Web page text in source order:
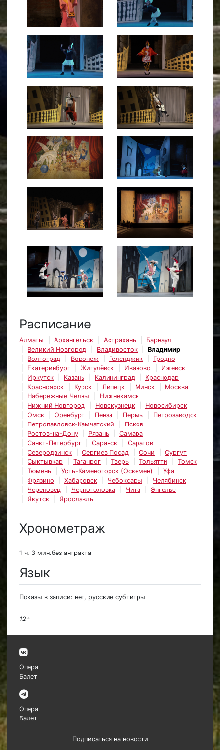
Расписание
Алматы Архангельск Астрахань
Барнаул
Великий Новгород
Владивосток
Владимир
Волгоград
Воронеж Геленджик
Гродно
Екатеринбург
Жигулёвск Иваново
Ижевск
Иркутск
Казань Калининград
Краснодар
Красноярск
Курск Липецк Минск
Москва
Набережные Челны
Нижнекамск
Нижний Новгород
Новокузнецк
Новосибирск
Омск
Оренбург Пенза Пермь
Петрозаводск
Петропавловск-Камчатский
Псков
Ростов-на-Дону
Рязань
Самара
Санкт-Петербург
Саранск
Саратов
Северодвинск
Сергиев Посад Сочи
Сургут
Сыктывкар
Таганрог Тверь Тольятти
Томск
Тюмень
Усть-Каменогорск (Оскемен)
Уфа
Фрязино
Хабаровск Чебоксары
Челябинск
Череповец
Черноголовка Чита
Энгельс
Якутск
Ярославль
Хронометраж
1 ч. 3 мин.без антракта
Язык
Показы в записи: нет, русские субтитры
12+
Опера
Балет
Опера
Балет
Подписаться на новости